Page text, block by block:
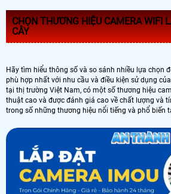
CHỌN THƯƠNG HIỆU CAMERA WIFI
CÂY
Hãy tìm hiểu thông số và so sánh nhiều lựa chọn
phù hợp nhất với nhu cầu và điều kiện sử dụng
tại thị trường Việt Nam, có một số thương hiệu
thuật cao và được đánh giá cao về chất lượng và
trong số những thương hiệu nổi tiếng và phổ biến